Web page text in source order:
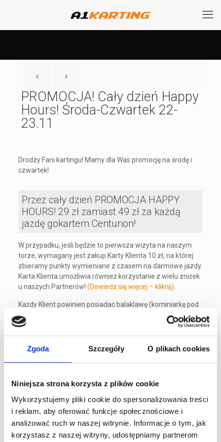
Zgoda Szczegóły O plikach cookies
Niniejsza strona korzysta z plików cookie
Wykorzystujemy pliki cookie do spersonalizowania treści
i reklam, aby oferować funkcje społecznościowe i
analizować ruch w naszej witrynie. Informacje o tym, jak
korzystasz z naszej witryny, udostępniamy partnerom
PROMOCJA! Cały dzień Happy
Hours! Środa-Czwartek 22-
23.11
Drodzy Fani kartingu! Mamy dla Was promocję na środę i
czwartek!
Przez cały dzień PROMOCJA HAPPY
HOURS! 29 zł zamiast 49 zł za każdą
jazdę gokartem Centurion!
W przypadku, jeśli będzie to pierwsza wizyta na naszym
torze, wymagany jest zakup Karty Klienta 10 zł, na której
zbieramy punkty wymieniane z czasem na darmowe jazdy.
Karta Klienta umożliwia również korzystanie z wielu zniżek
u naszych Partnerów! (Dowiedz się więcej – kliknij).
Każdy Klient powinien posiadać balaklawę (kominiarkę pod
kask), która jest obowiązkowa ze względów higienicznych.
Mogą ją Państwo również zakupić u nas w cenie 10 zł.
Promocja obowiązuje w dniach: 22 i 23.11.2017 r.
tel. 22 290 33 88
ul. Jagiellońska 82, Warszawa
www.a1karting.pl